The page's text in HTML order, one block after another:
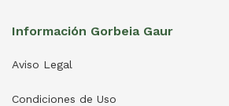
Información Gorbeia Gaur
Aviso Legal
Condiciones de Uso